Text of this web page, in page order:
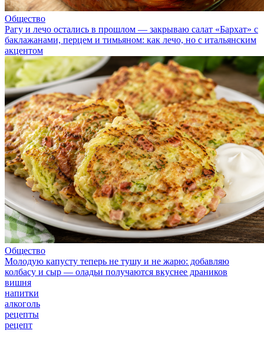
Общество
Рагу и лечо остались в прошлом — закрываю салат «Бархат» с
баклажанами, перцем и тимьяном: как лечо, но с итальянским
акцентом
Общество
Молодую капусту теперь не тушу и не жарю: добавляю
колбасу и сыр — оладьи получаются вкуснее драников
вишня
напитки
алкоголь
рецепты
рецепт